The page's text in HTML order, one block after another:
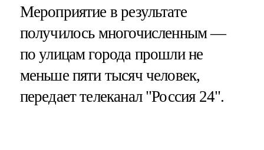
Мероприятие в результате
получилось многочисленным —
по улицам города прошли не
меньше пяти тысяч человек,
передает телеканал "Россия 24".